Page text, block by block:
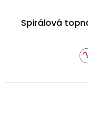
Spirálová